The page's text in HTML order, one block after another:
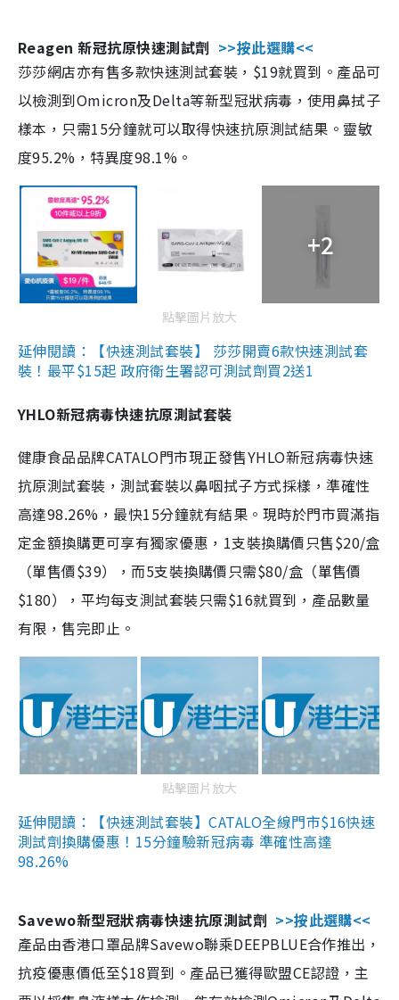
Reagen 新冠抗原快速測試劑 >>按此選購<<
莎莎網店亦有售多款快速測試套裝，$19就買到。產品可
以檢測到Omicron及Delta等新型冠狀病毒，使用鼻拭子
樣本，只需15分鐘就可以取得快速抗原測試結果。靈敏
度95.2%，特異度98.1%。
+2
點擊圖片放大
延伸閱讀：【快速測試套裝】 莎莎開賣6款快速測試套
裝！最平$15起 政府衛生署認可測試劑買2送1
YHLO新冠病毒快速抗原測試套裝
健康食品品牌CATALO門市現正發售YHLO新冠病毒快速
抗原測試套裝，測試套裝以鼻咽拭子方式採樣，準確性
高達98.26%，最快15分鐘就有結果。現時於門市買滿指
定金額換購更可享有獨家優惠，1支裝換購價只售$20/盒
（單售價$39），而5支裝換購價只需$80/盒（單售價
$180），平均每支測試套裝只需$16就買到，產品數量
有限，售完即止。
點擊圖片放大
延伸閱讀：【快速測試套裝】CATALO全線門市$16快速
測試劑換購優惠！15分鐘驗新冠病毒 準確性高達
98.26%
Savewo新型冠狀病毒快速抗原測試劑 >>按此選購<<
產品由香港口罩品牌Savewo聯乘DEEPBLUE合作推出，
抗疫優惠價低至$18買到。產品已獲得歐盟CE認證，主